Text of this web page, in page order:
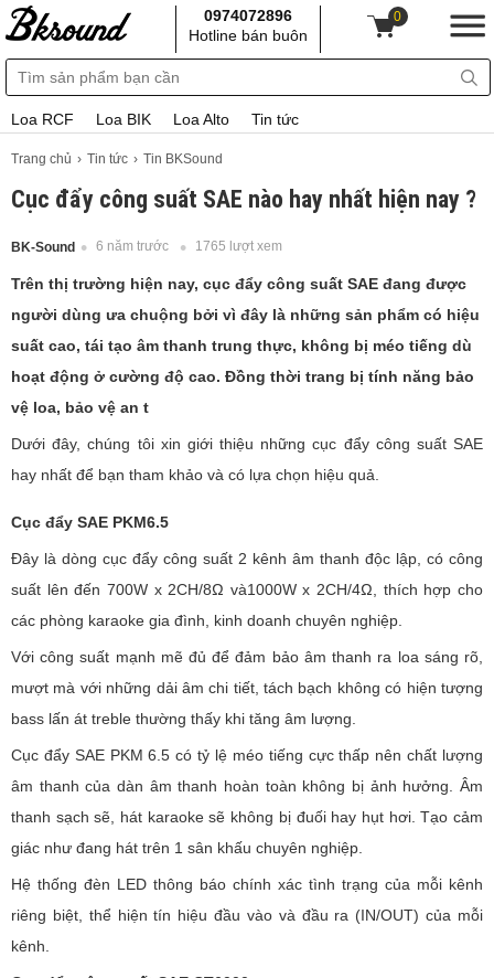
0974072896
Hotline bán buôn
0
Loa RCF Loa BIK Loa Alto Tin tức
Trang chủ Tin tức Tin BKSound
Cục đẩy công suất SAE nào hay nhất hiện nay ?
BK-Sound 6 năm trước 1765 lượt xem
Trên thị trường hiện nay, cục đẩy công suất SAE đang được
người dùng ưa chuộng bởi vì đây là những sản phẩm có hiệu
suất cao, tái tạo âm thanh trung thực, không bị méo tiếng dù
hoạt động ở cường độ cao. Đồng thời trang bị tính năng bảo
vệ loa, bảo vệ an t
Dưới đây, chúng tôi xin giới thiệu những cục đẩy công suất SAE
hay nhất để bạn tham khảo và có lựa chọn hiệu quả.
Cục đẩy SAE PKM6.5
Đây là dòng cục đẩy công suất 2 kênh âm thanh độc lập, có công
suất lên đến 700W x 2CH/8Ω và1000W x 2CH/4Ω, thích hợp cho
các phòng karaoke gia đình, kinh doanh chuyên nghiệp.
Với công suất mạnh mẽ đủ để đảm bảo âm thanh ra loa sáng rõ,
mượt mà với những dải âm chi tiết, tách bạch không có hiện tượng
bass lấn át treble thường thấy khi tăng âm lượng.
Cục đẩy SAE PKM 6.5 có tỷ lệ méo tiếng cực thấp nên chất lượng
âm thanh của dàn âm thanh hoàn toàn không bị ảnh hưởng. Âm
thanh sạch sẽ, hát karaoke sẽ không bị đuối hay hụt hơi. Tạo cảm
giác như đang hát trên 1 sân khấu chuyên nghiệp.
Hệ thống đèn LED thông báo chính xác tình trạng của mỗi kênh
riêng biệt, thể hiện tín hiệu đầu vào và đầu ra (IN/OUT) của mỗi
kênh.